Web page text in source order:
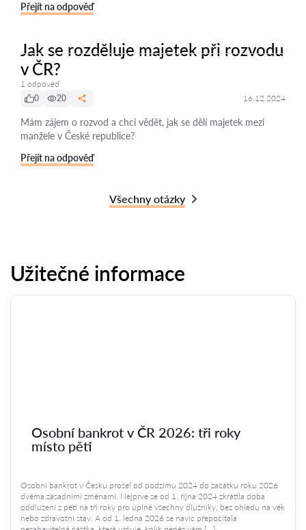
Přejít na odpověď
Jak se rozděluje majetek při rozvodu
v ČR?
1 odpověď
0
20 16.12.2024
Mám zájem o rozvod a chci vědět, jak se dělí majetek mezi
manžele v České republice?
Přejít na odpověď
Všechny otázky
Užitečné informace
Osobní bankrot v ČR 2026: tři roky
místo pěti
Osobní bankrot v Česku prošel od podzimu 2024 do začátku roku 2026
dvěma zásadními změnami. Nejprve se od 1. října 2024 zkrátila doba
oddlužení z pěti na tři roky pro úplně všechny dlužníky, bez ohledu na věk
nebo zdravotní stav. A od 1. ledna 2026 se navíc přepočítala